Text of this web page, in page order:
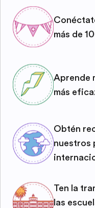
más de
Aprende
más
Obtén
nuestros
Ten la
las